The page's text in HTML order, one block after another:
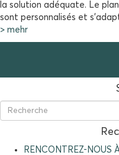
la solution adéquate. Le
sont personnalisés et
> mehr
RENCONTREZ-NOUS